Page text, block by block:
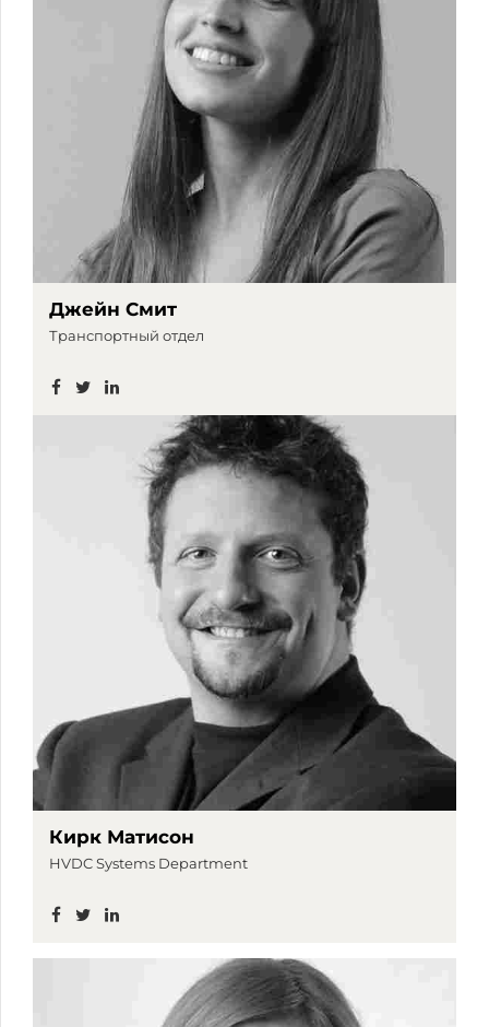
Джейн Смит
Транспортный отдел
Кирк Матисон
HVDC Systems Department